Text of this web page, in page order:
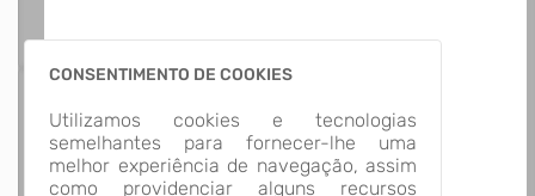
CONSENTIMENTO DE COOKIES
Utilizamos cookies e tecnologias
semelhantes para fornecer-lhe uma
melhor experiência de navegação, assim
como providenciar alguns recursos
13 Grupos de
Informação